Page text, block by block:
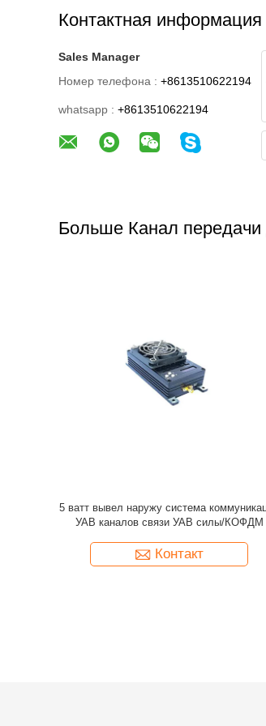
Контактная информация
Sales Manager
Номер телефона : +8613510622194
whatsapp : +8613510622194
Больше Канал
Самообразующаяся ссылка данных
Контакт